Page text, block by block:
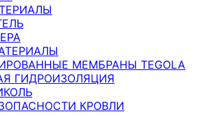
МЕМБРАНЫ TEGOLA
ГИДРОИЗОЛЯЦИЯ
КРОВЛИ